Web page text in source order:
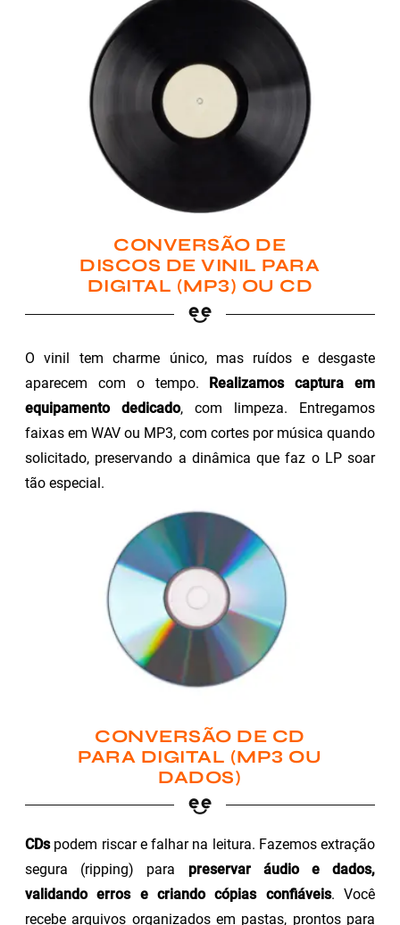
CONVERSÃO DE
DISCOS DE VINIL PARA
DIGITAL (MP3) OU CD
O vinil tem charme único, mas ruídos e desgaste
aparecem com o tempo.
Realizamos captura em
equipamento dedicado, com limpeza. Entregamos
faixas em WAV ou MP3, com cortes por música quando
solicitado, preservando a dinâmica que faz o LP soar
tão especial.
CONVERSÃO DE CD
PARA DIGITAL (MP3 OU
DADOS)
CDspodem riscar e falhar na leitura. Fazemos extração
segura (ripping) para preservar áudio e dados,
validando erros e criando cópias confiáveis. Você
recebe arquivos organizados em pastas, prontos para